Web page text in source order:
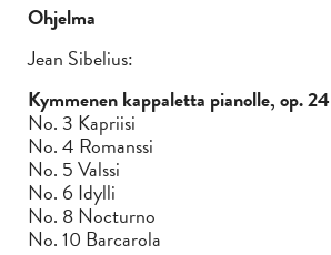
Ohjelma
Jean Sibelius:
Kymmenen kappaletta pianolle, op. 24
No. 3 Kapriisi
No. 4 Romanssi
No. 5 Valssi
No. 6 Idylli
No. 8 Nocturno
No. 10 Barcarola